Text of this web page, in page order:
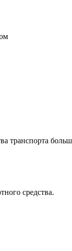
транспорта
средства.